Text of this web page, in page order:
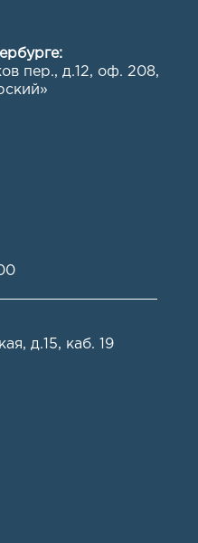
пер., д.12, оф. 208,
д.15, каб. 19